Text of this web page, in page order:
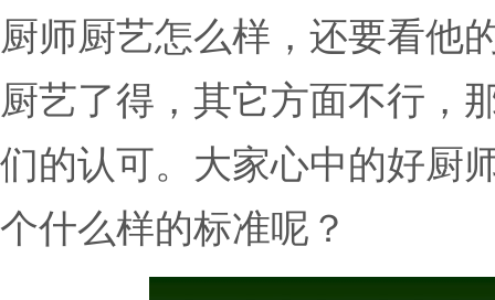
厨师厨艺怎么样，还要看他
厨艺了得，其它方面不行，
们的认可。大家心中的好厨
个什么样的标准呢？